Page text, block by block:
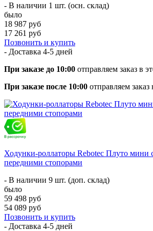
- В наличии 1 шт. (осн. склад)
было
18 987 руб
17 261 руб
Позвонить и купить
- Доставка 4-5 дней
При заказе до 10:00 отправляем заказ в
При заказе после 10:00 отправляем
Ходунки-роллаторы Rebotec Плуто мини
передними стопорами
- В наличии 9 шт. (доп. склад)
было
59 498 руб
54 089 руб
Позвонить и купить
- Доставка 4-5 дней